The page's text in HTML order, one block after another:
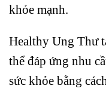
khỏe mạnh.
Healthy Ung Thư
thể đáp ứng nhu
sức khỏe bằng